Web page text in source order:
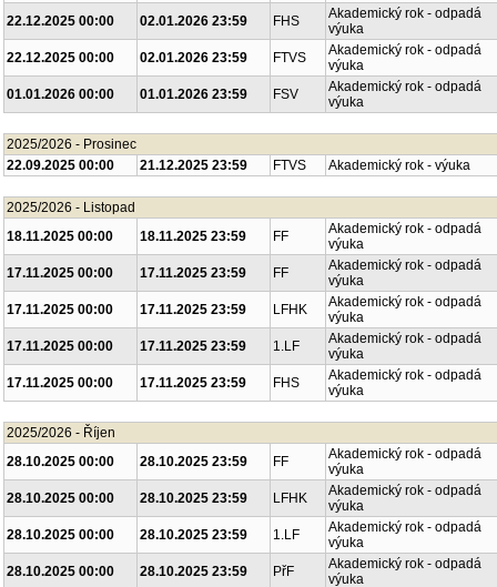
22.12.2025 00:00
02.01.2026 23:59 PřF
Akademický rok - odpadá
výuka
22.12.2025 00:00
02.01.2026 23:59 FHS
Akademický rok - odpadá
výuka
22.12.2025 00:00
02.01.2026 23:59 FTVS
Akademický rok - odpadá
výuka
01.01.2026 00:00
01.01.2026 23:59 FSV
výuka
2025/2026 - Prosinec
22.09.2025 00:00
21.12.2025 23:59 FTVS Akademický rok - výuka
2025/2026 - Listopad
18.11.2025 00:00
18.11.2025 23:59 FF
Akademický rok - odpadá
výuka
17.11.2025 00:00
17.11.2025 23:59 FF
Akademický rok - odpadá
výuka
17.11.2025 00:00
17.11.2025 23:59 LFHK
Akademický rok - odpadá
výuka
17.11.2025 00:00
17.11.2025 23:59 1.LF
Akademický rok - odpadá
výuka
17.11.2025 00:00
17.11.2025 23:59 FHS
výuka
2025/2026 - Říjen
28.10.2025 00:00
28.10.2025 23:59 FF
Akademický rok - odpadá
výuka
28.10.2025 00:00
28.10.2025 23:59 LFHK
Akademický rok - odpadá
výuka
28.10.2025 00:00
28.10.2025 23:59 1.LF
Akademický rok - odpadá
výuka